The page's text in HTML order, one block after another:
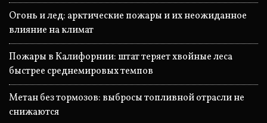
Огонь и лед: арктические пожары и их неожиданное
влияние на климат
Пожары в Калифорнии: штат теряет хвойные леса
быстрее среднемировых темпов
Метан без тормозов: выбросы топливной отрасли не
снижаются